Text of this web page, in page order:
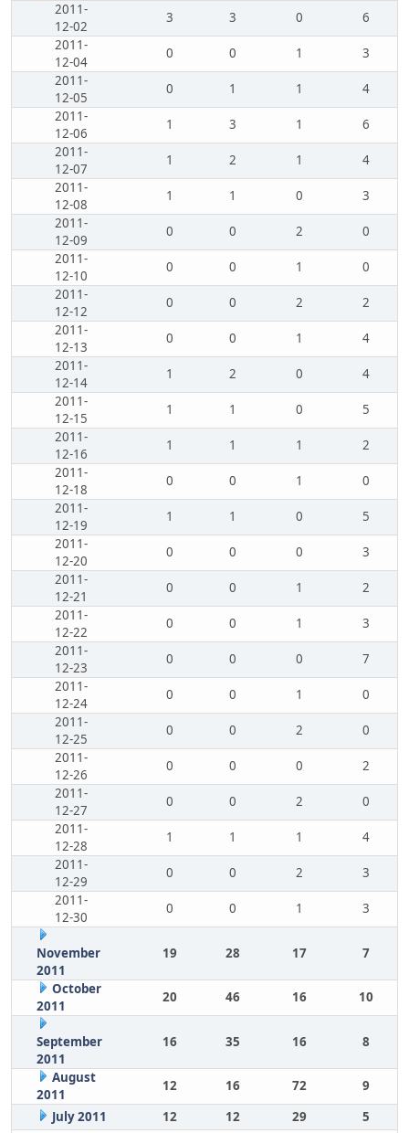
2011-
12-02
3 3 0
6
2011-
12-04
0 0 1
3
2011-
12-05
0 1 1
4
2011-
12-06
1 3 1
6
2011-
12-07
1 2 1
4
2011-
12-08
1 1 0
3
2011-
12-09
0 0 2
0
2011-
12-10
0 0 1
0
2011-
12-12
0 0 2
2
2011-
12-13
0 0 1
4
2011-
12-14
1 2 0
4
2011-
12-15
1 1 0
5
2011-
12-16
1 1 1
2
2011-
12-18
0 0 1
0
2011-
12-19
1 1 0
5
2011-
12-20
0 0 0
3
2011-
12-21
0 0 1
2
2011-
12-22
0 0 1
3
2011-
12-23
0 0 0
7
2011-
12-24
0 0 1
0
2011-
12-25
0 0 2
0
2011-
12-26
0 0 0
2
2011-
12-27
0 0 2
0
2011-
12-28
1 1 1
4
2011-
12-29
0 0 2
3
2011-
12-30
0 0 1 3
November
2011
19 28 17 7
October
2011
20 46 16 10
September
2011
16 35 16 8
August
2011
12 16 72
9
July 2011
12 12 29 5